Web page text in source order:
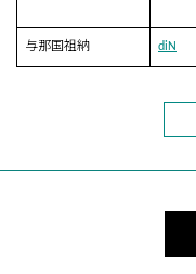
与那国祖納 diN